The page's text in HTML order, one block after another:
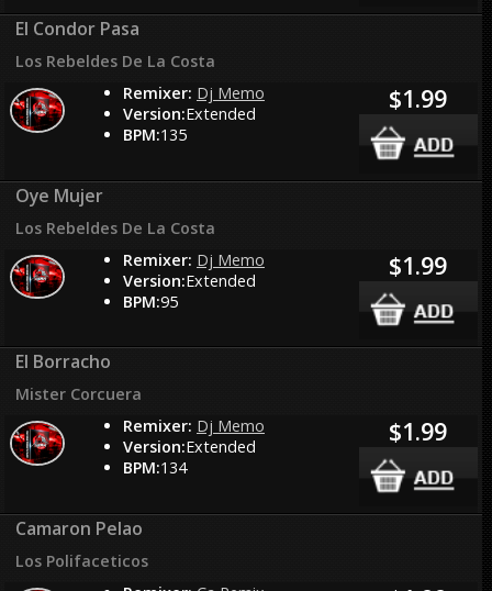
El Condor Pasa
Los Rebeldes De La Costa
Remixer: Dj Memo
Version:Extended
BPM:135
$1.99
Oye Mujer
Los Rebeldes De La Costa
Remixer: Dj Memo
Version:Extended
BPM:95
$1.99
El Borracho
Mister Corcuera
Remixer: Dj Memo
Version:Extended
BPM:134
$1.99
Camaron Pelao
Los Polifaceticos